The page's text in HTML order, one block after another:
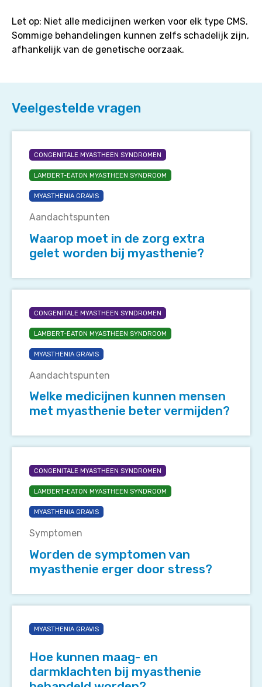
Let op: Niet alle medicijnen werken voor elk type CMS.
Sommige behandelingen kunnen zelfs schadelijk zijn,
afhankelijk van de genetische oorzaak.
Veelgestelde vragen
moet
zorg
gelet
worden
CONGENITALE MYASTHEEN SYNDROMEN
LAMBERT-EATON MYASTHEEN SYNDROOM
MYASTHENIA GRAVIS
Aandachtspunten
Waarop moet in de zorg extra
gelet worden bij myasthenie?
medicijnen
mensen
beter
vermijden?
CONGENITALE MYASTHEEN SYNDROMEN
LAMBERT-EATON MYASTHEEN SYNDROOM
MYASTHENIA GRAVIS
Aandachtspunten
Welke medicijnen kunnen mensen
met myasthenie beter vermijden?
myasthenie
door
stress?
CONGENITALE MYASTHEEN SYNDROMEN
LAMBERT-EATON MYASTHEEN SYNDROOM
MYASTHENIA GRAVIS
Symptomen
Worden de symptomen van
myasthenie erger door stress?
kunnen
darmklachten
MYASTHENIA GRAVIS
Hoe kunnen maag- en
darmklachten bij myasthenie